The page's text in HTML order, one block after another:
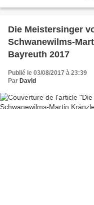
Die Meistersinger
Schwanewilms-
Bayreuth 2017
Publié le 03/08/2017 à 23:39
Par David